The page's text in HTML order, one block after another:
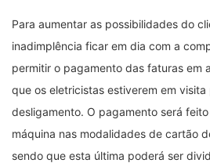
Para aumentar as possibilidades do
inadimplência ficar em dia com a
permitir o pagamento das faturas em
que os eletricistas estiverem em
desligamento. O pagamento será
máquina nas modalidades de cartão
sendo que esta última poderá ser